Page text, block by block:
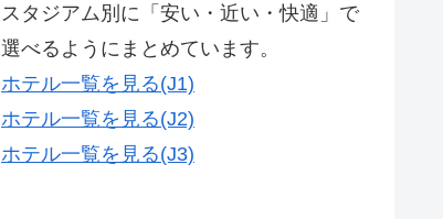
スタジアム別に「安い・近い・快適」で
選べるようにまとめています。
ホテル一覧を見る(J1)
ホテル一覧を見る(J2)
ホテル一覧を見る(J3)